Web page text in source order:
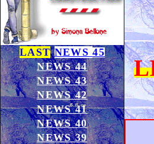
LAST NEWS45
NEWS 44
NEWS 43
NEWS 42
NEWS 41
NEWS 40
NEWS 39